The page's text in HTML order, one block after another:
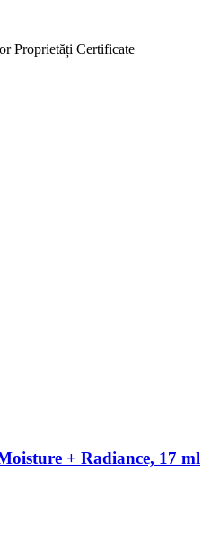
Proprietăți Certificate
+ Radiance, 17 ml